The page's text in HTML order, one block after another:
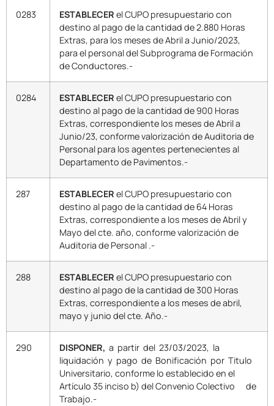
0283 ESTABLECER el CUPO presupuestario con
destino al pago de la cantidad de 2.880 Horas
Extras, para los meses de Abril a Junio/2023,
para el personal del Subprograma de Formación
de Conductores.-
0284 ESTABLECER el CUPO presupuestario con
destino al pago de la cantidad de 900 Horas
Extras, correspondiente los meses de Abril a
Junio/23, conforme valorización de Auditoria de
Personal para los agentes pertenecientes al
Departamento de Pavimentos.-
287 ESTABLECER el CUPO presupuestario con
destino al pago de la cantidad de 64 Horas
Extras, correspondiente a los meses de Abril y
Mayo del cte. año, conforme valorización de
Auditoria de Personal .-
288 ESTABLECER el CUPO presupuestario con
destino al pago de la cantidad de 300 Horas
Extras, correspondiente a los meses de abril,
mayo y junio del cte. Año.-
290 DISPONER, a partir del 23/03/2023, la
liquidación y pago de Bonificación por Titulo
Universitario, conforme lo establecido en el
Artículo 35 inciso b) del Convenio Colectivo de
Trabajo.-